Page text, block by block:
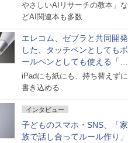
やさしいAIリサーチの教本」な
どAI関連本も多数
エレコム、ゼブラと共同開発
した、タッチペンとしてもボ
ールペンとしても使える「ス
タイラスツーウェイ」発売
iPadにも紙にも、持ち替えずに
書き込める
インタビュー
子どものスマホ・SNS、「家
族で話し合ってルール作り」